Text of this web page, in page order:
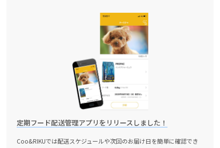
定期フード配送管理アプリをリリースしました！
Coo&RIKUでは配送スケジュールや次回のお届け日を簡単に確認でき